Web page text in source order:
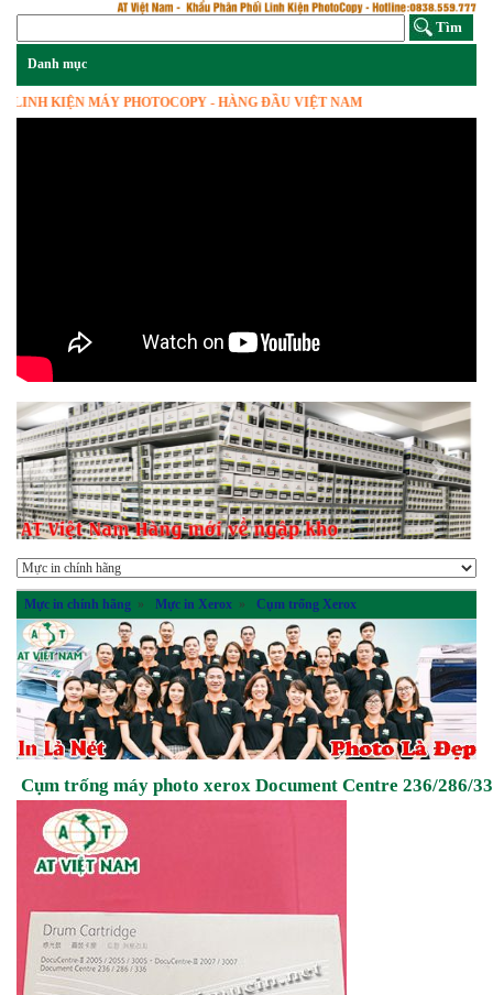
MÁY PHOTOCOPY - HÀNG ĐẦU VIỆT NAM
Previous Next
Mực in chính hãng » Mực in Xerox » Cụm trống Xerox
Cụm trống máy photo xerox Document Centre 236/286/